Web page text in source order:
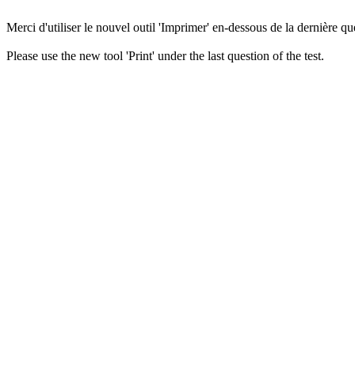
Merci d'utiliser le nouvel outil 'Imprimer' en-dessous de la dernière
Please use the new tool 'Print' under the last question of the test.